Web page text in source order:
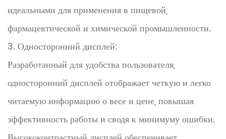
идеальными для применения в пищевой,
фармацевтической и химической промышленности.
3. Односторонний дисплей:
Разработанный для удобства пользователя,
односторонний дисплей отображает четкую и легко
читаемую информацию о весе и цене, повышая
эффективность работы и сводя к минимуму ошибки.